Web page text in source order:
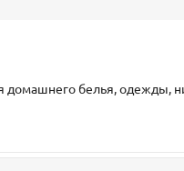
домашнего белья, одежды,